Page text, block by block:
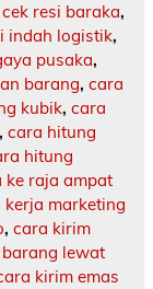
resi baraka,
indah logistik,
pusaka,
barang, cara
kubik, cara
, cara hitung
hitung
ke raja ampat
kerja marketing
, cara kirim
lewat
kirim emas